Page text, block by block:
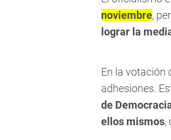
noviembre,
lograr la
En la votación
adhesiones.
de
ellos mismos,